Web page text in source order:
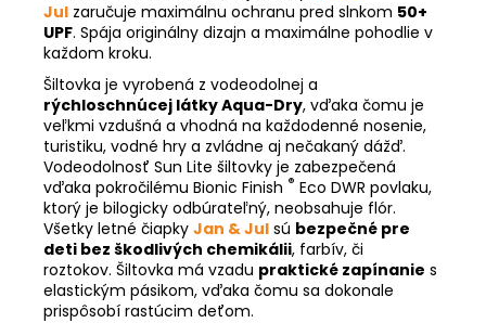
Jul zaručuje maximálnu ochranu pred slnkom 50+
UPF. Spája originálny dizajn a maximálne pohodlie v
každom kroku.
Šiltovka je vyrobená z vodeodolnej a
rýchloschnúcej látky Aqua-Dry, vďaka čomu je
veľkmi vzdušná a vhodná na každodenné nosenie,
turistiku, vodné hry a zvládne aj nečakaný dážď.
Vodeodolnosť Sun Lite šiltovky je zabezpečená
vďaka pokročilému Bionic Finish ® Eco DWR povlaku,
ktorý je bilogicky odbúrateľný, neobsahuje flór.
Všetky letné čiapky Jan & Jul sú bezpečné pre
deti bez škodlivých chemikálii, farbív, či
roztokov. Šiltovka má vzadu praktické zapínanie s
elastickým pásikom, vďaka čomu sa dokonale
prispôsobí rastúcim deťom.